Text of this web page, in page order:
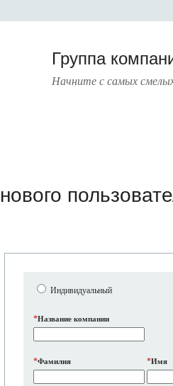
Группа
Начните с самых
Индивидуальный
*Название компании
*Фамилия *Имя